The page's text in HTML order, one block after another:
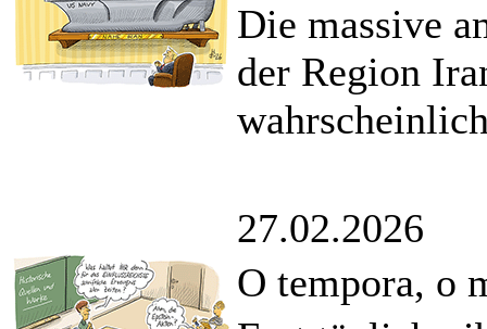
Die massive
der Region
27.02.2026
O tempora, o